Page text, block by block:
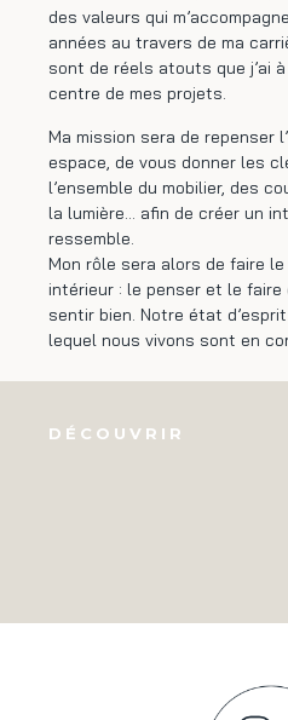
des valeurs qui
années au travers de ma
sont de réels atouts que j’ai
centre de mes projets.
Ma mission sera de repenser
espace, de vous donner les
l’ensemble du mobilier, des
la lumière… afin de créer un
ressemble.
Mon rôle sera alors de faire
intérieur : le penser et le faire
sentir bien. Notre état
lequel nous vivons sont en
DÉCOUVRIR